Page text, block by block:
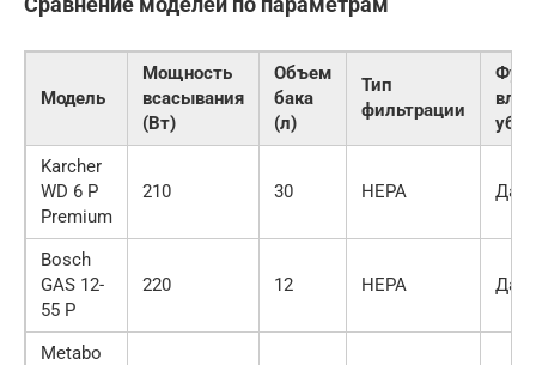
Модель
Мощность
всасывания
(Вт)
Объем
бака
(л)
Тип
фильтрации
Karcher
WD 6 P
Premium
210 30 HEPA Да
Bosch
GAS 12-
55 P
220 12 HEPA Да
Metabo